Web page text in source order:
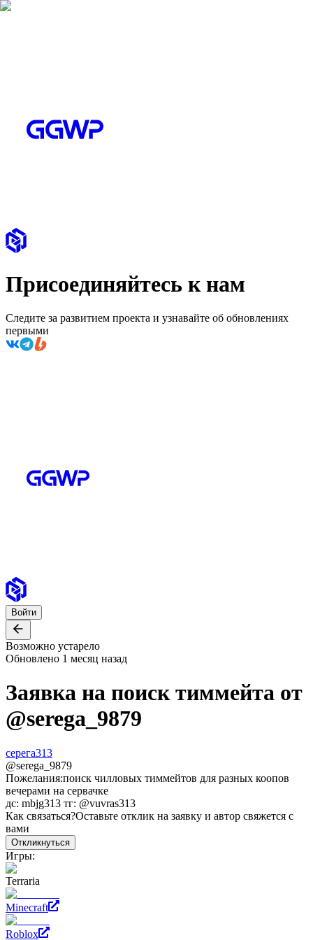
Присоединяйтесь к нам
Следите за развитием проекта и узнавайте об обновлениях
первыми
Войти
Возможно устарело
Обновлено 1 месяц назад
Заявка на поиск тиммейта от
@serega_9879
серега313
@serega_9879
Пожелания:поиск чилловых тиммейтов для разных коопов
вечерами на сервачке
дс: mbjg313 тг: @vuvras313
Как связаться?Оставьте отклик на заявку и автор свяжется с
вами
Откликнуться
Игры:
Terraria
Minecraft
Roblox